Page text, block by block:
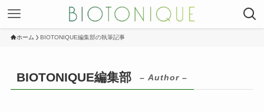
ホーム BIOTONIQUE編集部の執筆記事
BIOTONIQUE編集部 – Author –